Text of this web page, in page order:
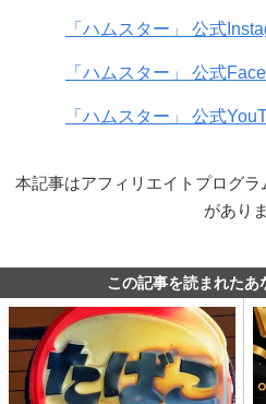
「ハムスター」 公式
「ハムスター」 公式
「ハムスター」 公式
本記事はアフィリエイトプログ
があり
この記事を読まれたあ